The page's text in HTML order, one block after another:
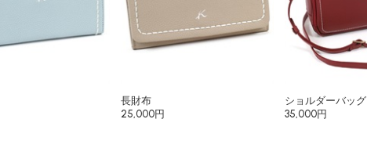
長財布
25,000円
ショルダーバッグ
35,000円